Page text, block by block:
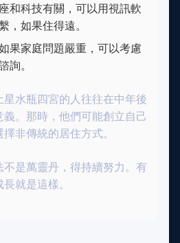
和科技有關，可以用視訊軟
，如果住得遠。
果家庭問題嚴重，可以考慮
詢。
水瓶四宮的人往往在中年後
。那時，他們可能創立自己
非傳統的居住方式。
是萬靈丹，得持續努力。有
就是這樣。